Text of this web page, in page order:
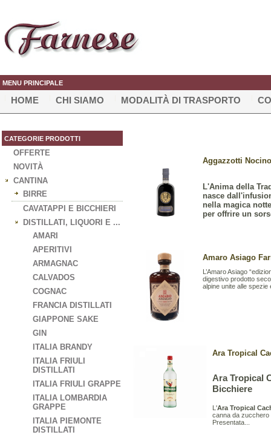
MENU PRINCIPALE
HOME CHI SIAMO MODALITÀ DI TRASPORTO
CATEGORIE PRODOTTI
OFFERTE
NOVITÀ
CANTINA
BIRRE
CAVATAPPI E BICCHIERI
DISTILLATI, LIQUORI E ...
AMARI
APERITIVI
ARMAGNAC
CALVADOS
COGNAC
FRANCIA DISTILLATI
GIAPPONE SAKE
GIN
ITALIA BRANDY
ITALIA FRIULI
DISTILLATI
ITALIA FRIULI GRAPPE
ITALIA LOMBARDIA
GRAPPE
ITALIA PIEMONTE
DISTILLATI
Aggazzotti
L'Anima della
nasce
nella magica
per offrire un
Amaro Asiago
L’Amaro Asiago
digestivo prodotto
alpine unite alle spezie
Ara Tropical
Ara Tropical
Bicchiere
L'Ara Tropical
canna da zucchero
Presentata...